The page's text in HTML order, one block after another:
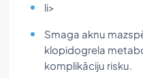
li>
Smaga aknu
klopidogrela
komplikāciju risku.